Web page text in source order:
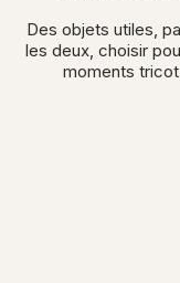
Des objets utiles,
les deux, choisir
moments